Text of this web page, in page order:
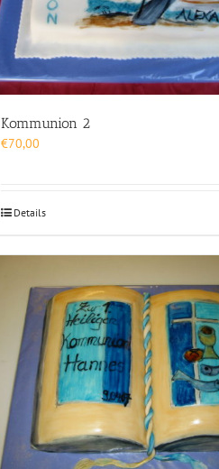
Kommunion 2
€70,00
Details